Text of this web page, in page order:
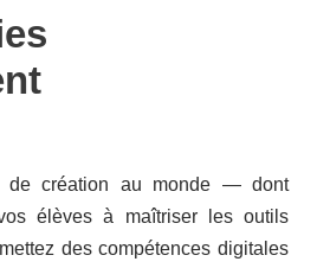
de création au monde — dont
élèves à maîtriser les outils
des compétences digitales